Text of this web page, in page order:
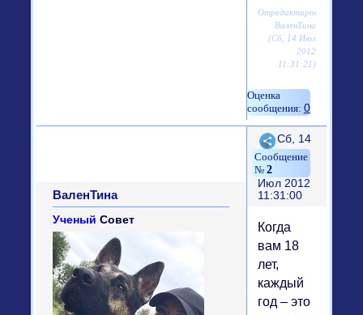
Отредактировано
ВаленТина
(Сб, 14 Июл
2012
11:31:21)
0
Поделиться
2
Сб, 14
Июл 2012
11:31:00
ВаленТина
Ученый Совет
Когда
вам 18
лет,
каждый
год – это